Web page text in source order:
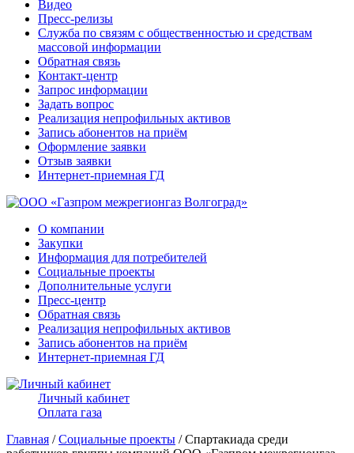
Видео
Пресс-релизы
Служба по связям с общественностью и средствам
массовой информации
Обратная связь
Контакт-центр
Запрос информации
Задать вопрос
Реализация непрофильных активов
Запись абонентов на приём
Оформление заявки
Отзыв заявки
Интернет-приемная ГД
О компании
Закупки
Информация для потребителей
Социальные проекты
Дополнительные услуги
Пресс-центр
Обратная связь
Реализация непрофильных активов
Запись абонентов на приём
Интернет-приемная ГД
Личный кабинет
Оплата газа
Главная /Социальные проекты / Спартакиада среди